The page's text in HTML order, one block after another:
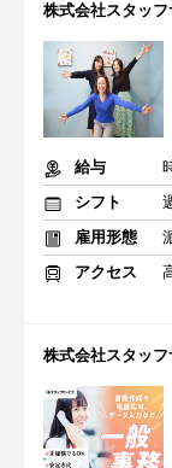
株式会社スタッ
給与
シフト
雇用形態
アクセス
株式会社スタッ